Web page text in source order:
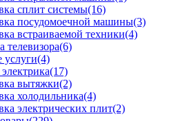
сплит системы(16)
посудомоечной машины(3)
встраиваемой техники(4)
телевизора(6)
услуги(4)
(17)
вытяжки(2)
холодильника(4)
электрических плит(2)